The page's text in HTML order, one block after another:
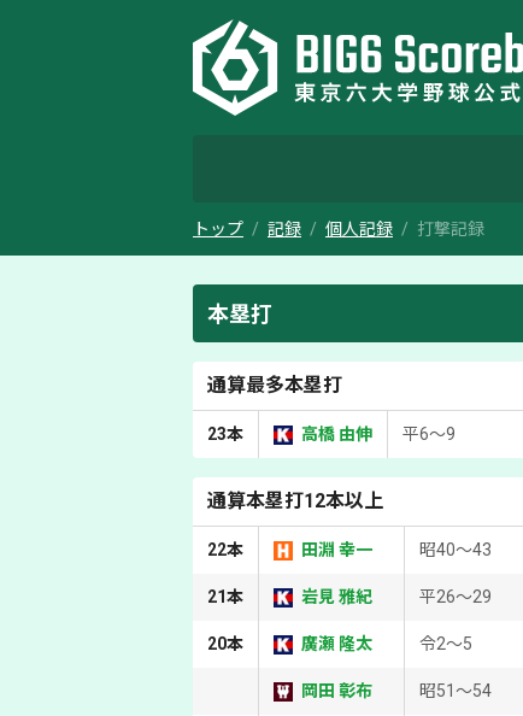
トップ 記録 個人記録 打撃記録
本塁打
通算最多本塁打
23本 高橋 由伸 平6～9
通算本塁打12本以上
22本 田淵 幸一 昭40～43
21本 岩見 雅紀 平26～29
20本 廣瀬 隆太 令2～5
岡田 彰布 昭51～54